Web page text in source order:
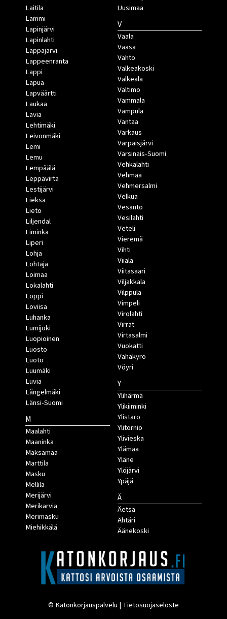
Laitila
Lammi
Lapinjärvi
Lapinlahti
Lappajärvi
Lappeenranta
Lappi
Lapua
Lapväärtti
Laukaa
Lavia
Lehtimäki
Leivonmäki
Lemi
Lemu
Lempäälä
Leppävirta
Lestijärvi
Lieksa
Lieto
Liljendal
Liminka
Liperi
Lohja
Lohtaja
Loimaa
Lokalahti
Loppi
Loviisa
Luhanka
Lumijoki
Luopioinen
Luosto
Luoto
Luumäki
Luvia
Längelmäki
Länsi-Suomi
M
Maalahti
Maaninka
Maksamaa
Marttila
Masku
Mellilä
Merijärvi
Merikarvia
Merimasku
Miehikkälä
Uusimaa
V
Vaala
Vaasa
Vahto
Valkeakoski
Valkeala
Valtimo
Vammala
Vampula
Vantaa
Varkaus
Varpaisjärvi
Varsinais-Suomi
Vehkalahti
Vehmaa
Vehmersalmi
Velkua
Vesanto
Vesilahti
Veteli
Vieremä
Vihti
Viiala
Viitasaari
Viljakkala
Vilppula
Vimpeli
Virolahti
Virrat
Virtasalmi
Vuokatti
Vähäkyrö
Vöyri
Y
Ylihärmä
Ylikiiminki
Ylistaro
Ylitornio
Ylivieska
Ylämaa
Yläne
Ylöjärvi
Ypäjä
Ä
Äetsä
Ähtäri
Äänekoski
© Katonkorjauspalvelu | Tietosuojaseloste